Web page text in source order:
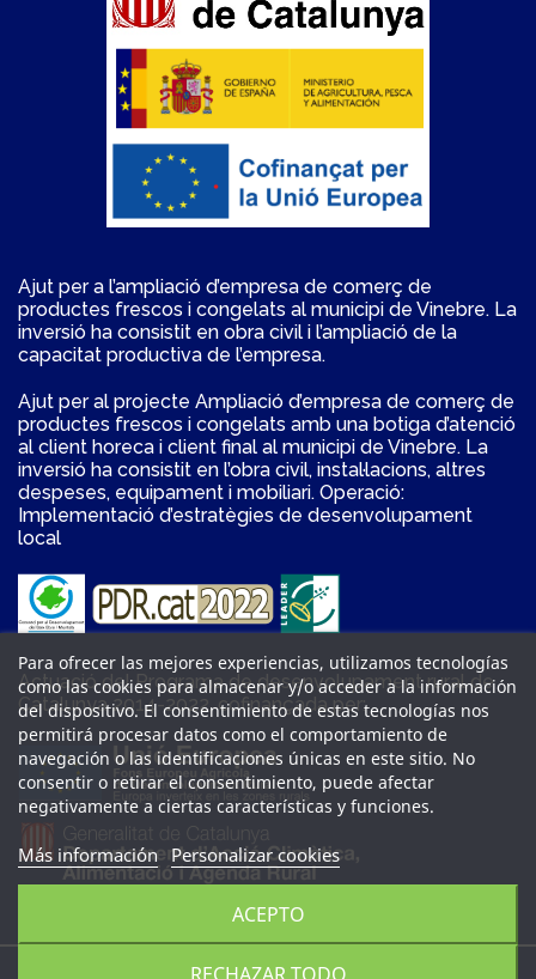
Para ofrecer las mejores experiencias, utilizamos tecnologías
como las cookies para almacenar y/o acceder a la información
del dispositivo. El consentimiento de estas tecnologías nos
permitirá procesar datos como el comportamiento de
navegación o las identificaciones únicas en este sitio. No
consentir o retirar el consentimiento, puede afectar
negativamente a ciertas características y funciones.
Más información Personalizar cookies
ACEPTO
Ajut per a l’ampliació d’empresa de comerç de
productes frescos i congelats al municipi de Vinebre. La
inversió ha consistit en obra civil i l’ampliació de la
capacitat productiva de l’empresa.
Ajut per al projecte Ampliació d’empresa de comerç de
productes frescos i congelats amb una botiga d’atenció
al client horeca i client final al municipi de Vinebre. La
inversió ha consistit en l’obra civil, instal·lacions, altres
despeses, equipament i mobiliari. Operació:
Implementació d’estratègies de desenvolupament
local
Actuació del Programa de desenvolupament rural de
Catalunya 2014-2022, cofinançada per: